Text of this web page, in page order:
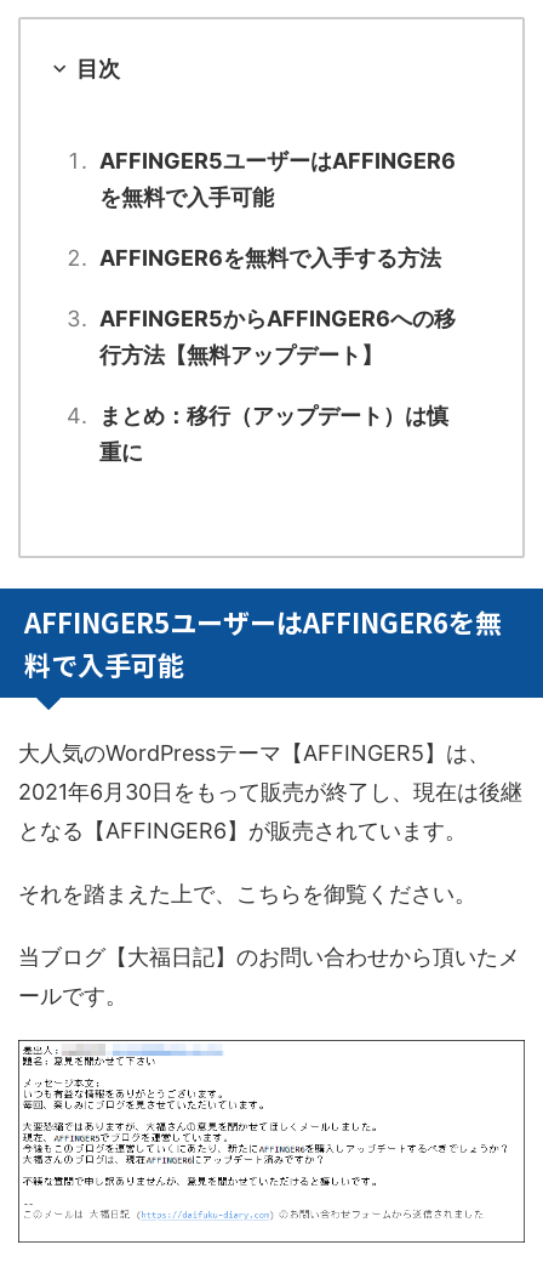
目次
AFFINGER5ユーザーはAFFINGER6
を無料で入手可能
AFFINGER6を無料で入手する方法
AFFINGER5からAFFINGER6への移
行方法【無料アップデート】
まとめ：移行（アップデート）は慎
重に
AFFINGER5ユーザーはAFFINGER6を無
料で入手可能
大人気のWordPressテーマ【AFFINGER5】は、
2021年6月30日をもって販売が終了し、現在は後継
となる【AFFINGER6】が販売されています。
それを踏まえた上で、こちらを御覧ください。
当ブログ【大福日記】のお問い合わせから頂いたメ
ールです。